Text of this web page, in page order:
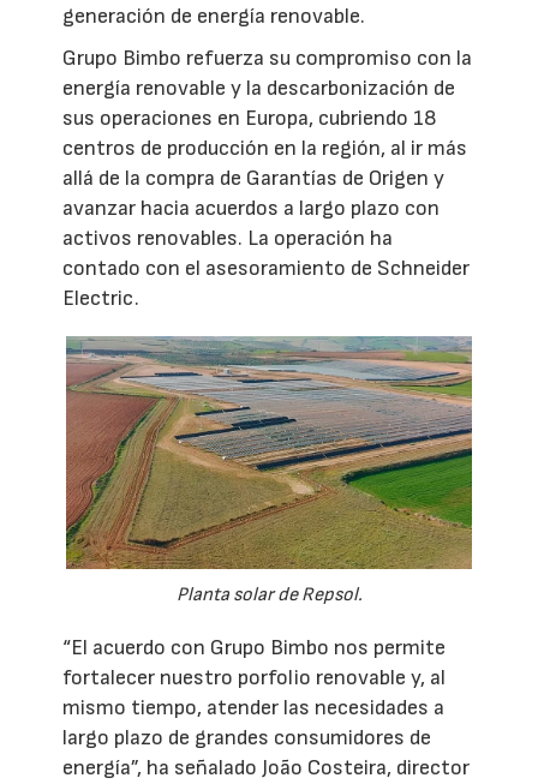
generación de energía renovable.
Grupo Bimbo refuerza su compromiso con la
energía renovable y la descarbonización de
sus operaciones en Europa, cubriendo 18
centros de producción en la región, al ir más
allá de la compra de Garantías de Origen y
avanzar hacia acuerdos a largo plazo con
activos renovables. La operación ha
contado con el asesoramiento de Schneider
Electric.
Planta solar de Repsol.
“El acuerdo con Grupo Bimbo nos permite
fortalecer nuestro porfolio renovable y, al
mismo tiempo, atender las necesidades a
largo plazo de grandes consumidores de
energía”, ha señalado João Costeira, director